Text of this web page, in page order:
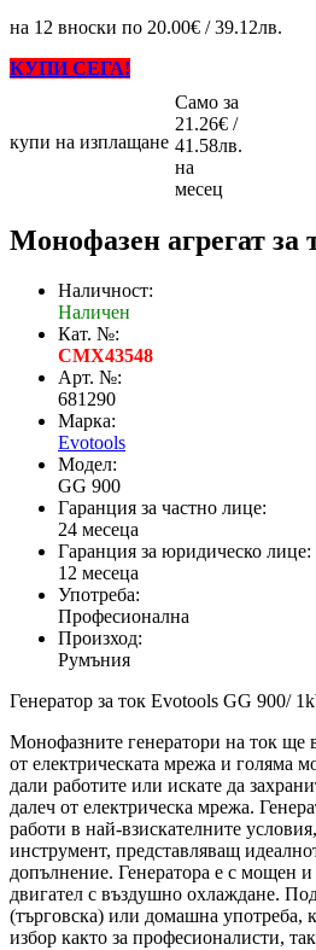
на 12 вноски по 20.00€ / 39.12лв.
КУПИ СЕГА!
купи на изплащане
Само за
21.26€ /
41.58лв.
на
месец
Монофазен агрегат за
Наличност:
Наличен
Кат. №:
CMX43548
Арт. №:
681290
Марка:
Evotools
Модел:
GG 900
Гаранция за частно лице:
24 месеца
Гаранция за юридическо лице:
12 месеца
Употреба:
Професионална
Произход:
Румъния
Генератор за ток Evotools GG 900/
Монофазните генератори на ток ще
от електрическата мрежа и голяма
дали работите или искате да
далеч от електрическа мрежа.
работи в най-взискателните
инструмент, представляващ
допълнение. Генератора е с мощен и
двигател с въздушно охлаждане.
(търговска) или домашна употреба,
избор както за професионалисти,